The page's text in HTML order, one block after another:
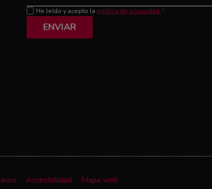
He leído y acepto la política de privacidad. *
ENVIAR
Accesibilidad Mapa web